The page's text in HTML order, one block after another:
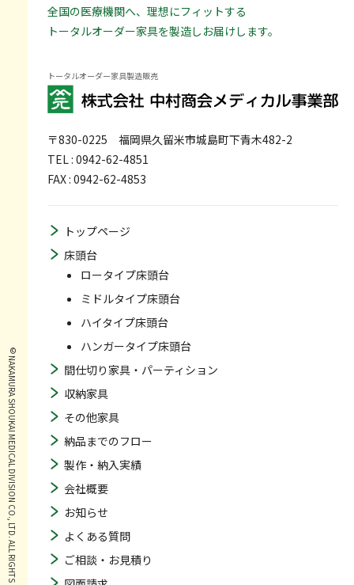
全国の医療機関へ、理想にフィットする
トータルオーダー家具を製造しお届けします。
トータルオーダー家具製造販売
〒830-0225 福岡県久留米市城島町下青木482-2
TEL : 0942-62-4851
FAX : 0942-62-4853
トップページ
床頭台
ロータイプ床頭台
ミドルタイプ床頭台
ハイタイプ床頭台
ハンガータイプ床頭台
間仕切り家具・パーティション
収納家具
その他家具
納品までのフロー
製作・納入実績
会社概要
お知らせ
よくある質問
ご相談・お見積り
© NAKAMURA SHOUKAI MEDICAL DIVISION CO., LTD. ALL RIGHTS RESERVED.